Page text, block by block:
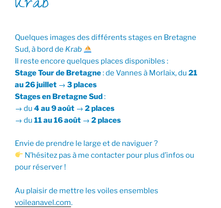
Quelques images des différents stages en Bretagne
Sud, à bord de Krab
Il reste encore quelques places disponibles :
Stage Tour de Bretagne: de Vannes à Morlaix, du 21
au 26 juillet → 3 places
Stages en Bretagne Sud :
→ du 4 au 9 août → 2 places
→ du 11 au 16 août → 2 places
Envie de prendre le large et de naviguer ?
N’hésitez pas à me contacter pour plus d’infos ou
pour réserver !
Au plaisir de mettre les voiles ensembles
voileanavel.com.